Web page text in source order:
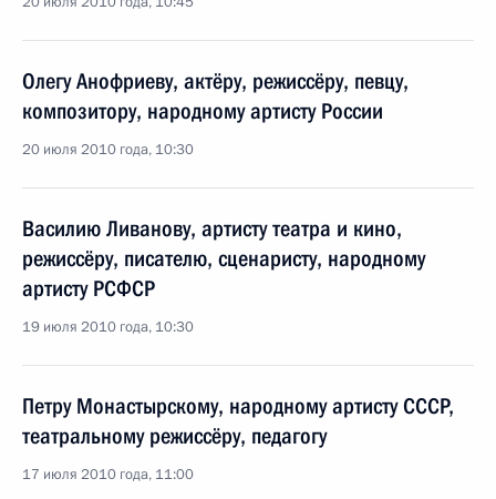
Олегу Анофриеву, актёру, режиссёру, певцу,
композитору, народному артисту России
20 июля 2010 года, 10:30
Василию Ливанову, артисту театра и кино,
режиссёру, писателю, сценаристу, народному
артисту РСФСР
19 июля 2010 года, 10:30
Петру Монастырскому, народному артисту СССР,
театральному режиссёру, педагогу
17 июля 2010 года, 11:00